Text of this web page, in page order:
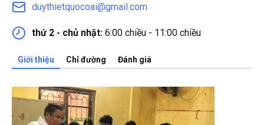
duythietquocoai@gmail.com
thứ 2 - chủ nhật: 6:00 chiều - 11:00 chiều
Giới thiệu Chỉ đường Đánh giá